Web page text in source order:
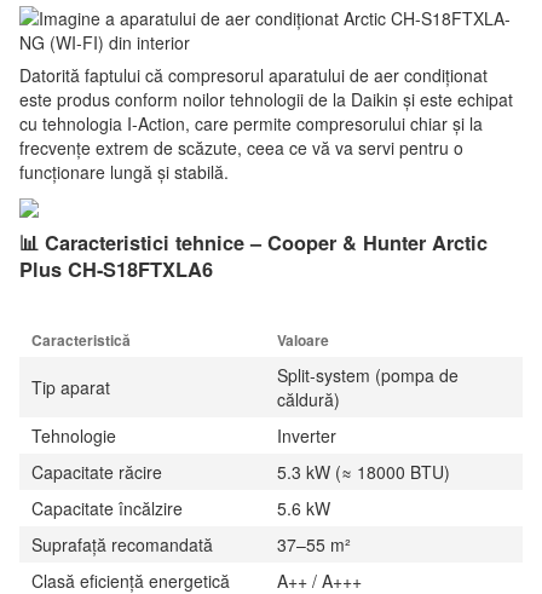
Datorită faptului că compresorul aparatului de aer condiționat
este produs conform noilor tehnologii de la Daikin și este echipat
cu tehnologia I-Action, care permite compresorului chiar și la
frecvențe extrem de scăzute, ceea ce vă va servi pentru o
funcționare lungă și stabilă.
📊 Caracteristici tehnice – Cooper & Hunter Arctic
Plus CH-S18FTXLA6
Caracteristică Valoare
Tip aparat
Split-system (pompa de
căldură)
Tehnologie
Inverter
Capacitate răcire
5.3 kW (≈ 18000 BTU)
Capacitate încălzire
5.6 kW
Suprafață recomandată
37–55 m²
Clasă eficiență energetică
A++ / A+++